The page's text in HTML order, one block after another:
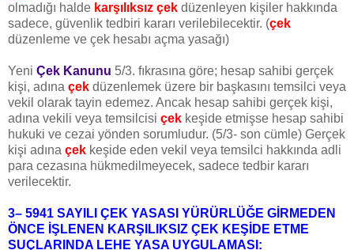
olmadığı halde karşılıksız çek düzenleyen kişiler hakkında
sadece, güvenlik tedbiri kararı verilebilecektir. (çek
düzenleme ve çek hesabı açma yasağı)
Yeni Çek Kanunu 5/3. fıkrasına göre; hesap sahibi gerçek
kişi, adına çek düzenlemek üzere bir başkasını temsilci veya
vekil olarak tayin edemez. Ancak hesap sahibi gerçek kişi,
adına vekili veya temsilcisi çek keşide etmişse hesap sahibi
hukuki ve cezai yönden sorumludur. (5/3- son cümle) Gerçek
kişi adına çek keşide eden vekil veya temsilci hakkında adli
para cezasına hükmedilmeyecek, sadece tedbir kararı
verilecektir.
3– 5941 SAYILI ÇEK YASASI YÜRÜRLÜĞE GİRMEDEN
ÖNCE İŞLENEN KARŞILIKSIZ ÇEK KEŞİDE ETME
SUÇLARINDA LEHE YASA UYGULAMASI: